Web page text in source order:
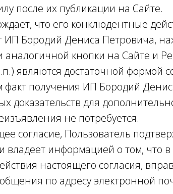
после их публикации на Сайте.
что его конклюдентные
ИП Бородий Дениса Петровича,
аналогичной кнопки на Сайте и
являются достаточной формой
факт получения ИП Бородий
доказательств для
не потребуется.
согласие, Пользователь
владеет информацией о том, что
настоящего согласия,
по адресу электронной